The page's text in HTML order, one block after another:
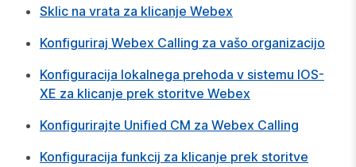
Sklic na vrata za klicanje Webex
Konfiguriraj Webex Calling za vašo organizacijo
Konfiguracija lokalnega prehoda v sistemu IOS-
XE za klicanje prek storitve Webex
Konfigurirajte Unified CM za Webex Calling
Konfiguracija funkcij za klicanje prek storitve